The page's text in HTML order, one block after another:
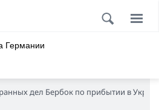
Германии
дел Бербок по прибытии в